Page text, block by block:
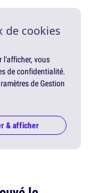
de cookies
l'afficher, vous
de confidentialité.
de Gestion
& afficher